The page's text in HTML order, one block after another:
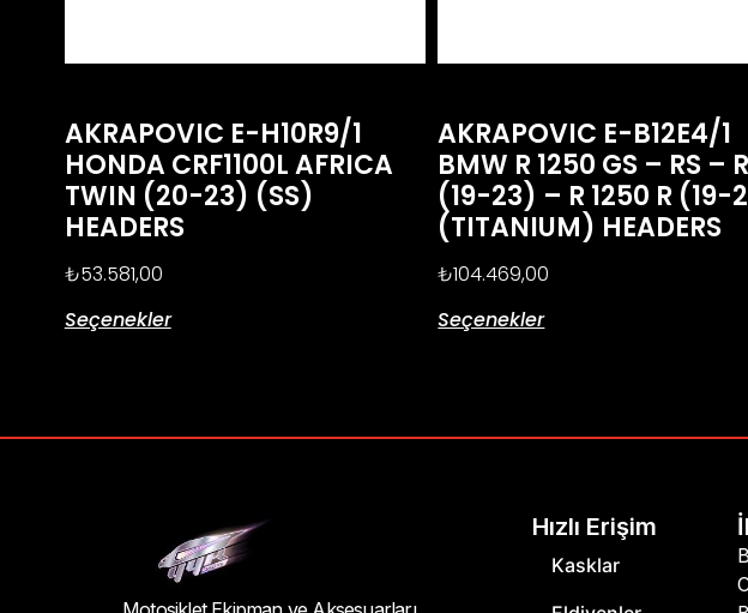
AKRAPOVIC E-H10R9/1
HONDA CRF1100L AFRICA
TWIN (20-23) (SS)
HEADERS
₺53.581,00
Seçenekler
AKRAPOVIC E-B12E4/1
BMW R 1250 GS – RS –
(19-23) – R 1250 R (19-
(TITANIUM) HEADERS
₺104.469,00
Seçenekler
Hızlı Erişim
Kasklar